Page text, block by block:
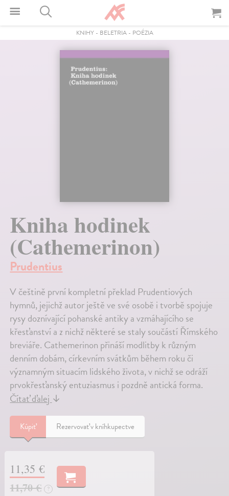
KNIHY- BELETRIA- POÉZIA
Kniha hodinek
(Cathemerinon)
Prudentius
V češtině první kompletní překlad Prudentiových
hymnů, jejichž autor ještě ve své osobě i tvorbě spojuje
rysy doznívající pohanské antiky a vzmáhajícího se
křesťanství a z nichž některé se staly součástí Římského
breviáře. Cathemerinon přináší modlitby k různým
denním dobám, církevním svátkům během roku či
významným situacím lidského života, v nichž se odráží
prvokřesťanský entuziasmus i pozdně antická forma.
Čítať ďalej↓
Kúpiť Rezervovať v kníhkupectve
11,35 €
11,70 €
?